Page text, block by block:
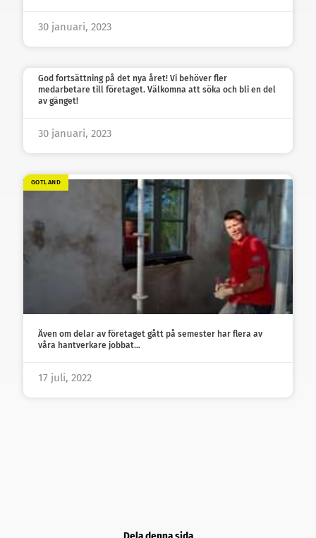
30 januari, 2023
God fortsättning på det nya året! Vi behöver fler
medarbetare till företaget. Välkomna att söka och bli en del
av gänget!
30 januari, 2023
GOTLAND
Även om delar av företaget gått på semester har flera av
våra hantverkare jobbat…
17 juli, 2022